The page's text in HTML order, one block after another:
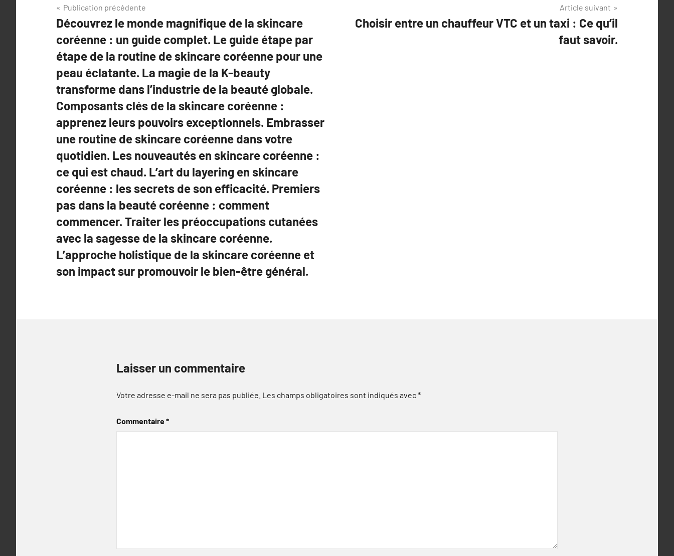
Navigation
de
l’article
Publication précédente
Découvrez le monde magnifique de la skincare
coréenne : un guide complet. Le guide étape par
étape de la routine de skincare coréenne pour une
peau éclatante. La magie de la K-beauty
transforme dans l’industrie de la beauté globale.
Composants clés de la skincare coréenne :
apprenez leurs pouvoirs exceptionnels. Embrasser
une routine de skincare coréenne dans votre
quotidien. Les nouveautés en skincare coréenne :
ce qui est chaud. L’art du layering en skincare
coréenne : les secrets de son efficacité. Premiers
pas dans la beauté coréenne : comment
commencer. Traiter les préoccupations cutanées
avec la sagesse de la skincare coréenne.
L’approche holistique de la skincare coréenne et
son impact sur promouvoir le bien-être général.
Article suivant
Choisir entre un chauffeur VTC et un taxi : Ce qu’il
faut savoir.
Laisser un commentaire
Votre adresse e-mail ne sera pas publiée. Les champs obligatoires sont indiqués avec*
Commentaire*